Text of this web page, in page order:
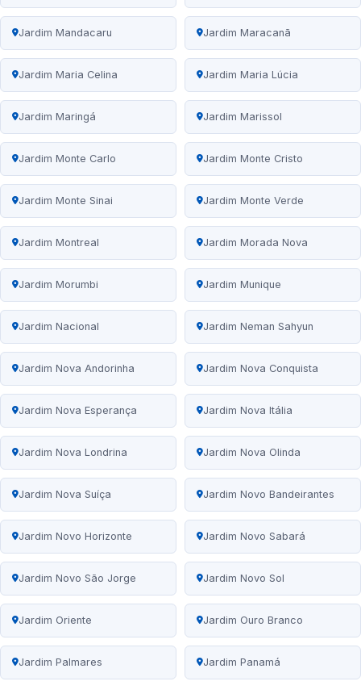
Jardim Mandacaru Jardim Maracanã
Jardim Maria Celina Jardim Maria Lúcia
Jardim Maringá Jardim Marissol
Jardim Monte Carlo Jardim Monte Cristo
Jardim Monte Sinai Jardim Monte Verde
Jardim Montreal Jardim Morada Nova
Jardim Morumbi Jardim Munique
Jardim Nacional Jardim Neman Sahyun
Jardim Nova Andorinha Jardim Nova Conquista
Jardim Nova Esperança Jardim Nova Itália
Jardim Nova Londrina Jardim Nova Olinda
Jardim Nova Suíça Jardim Novo Bandeirantes
Jardim Novo Horizonte Jardim Novo Sabará
Jardim Novo São Jorge Jardim Novo Sol
Jardim Oriente Jardim Ouro Branco
Jardim Palmares Jardim Panamá